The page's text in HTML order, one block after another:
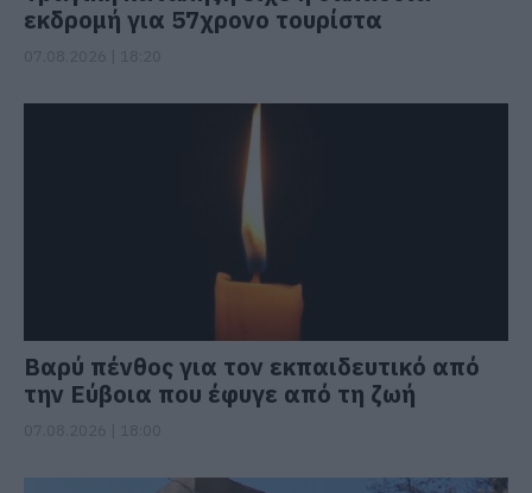
εκδρομή για 57χρονο τουρίστα
Βαρύ πένθος για τον εκπαιδευτικό από
την Εύβοια που έφυγε από τη ζωή